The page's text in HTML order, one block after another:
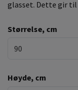
glasset. Dette gir
Størrelse, cm
90
Høyde, cm